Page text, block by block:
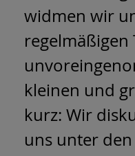
widmen wir
regelmäßigen
kleinen und
kurz: Wir
uns unter